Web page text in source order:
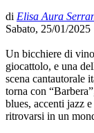
di Elisa Aura
Sabato, 25/01/2025
Un bicchiere di
giocattolo, e una
scena cantautorale
torna con
blues, accenti jazz
ritrovarsi in un